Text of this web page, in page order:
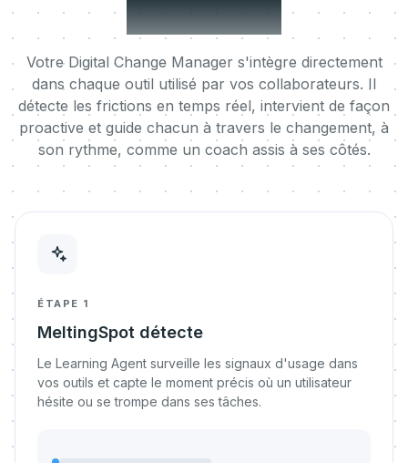
le go-live.
Votre Digital Change Manager s'intègre directement
dans chaque outil utilisé par vos collaborateurs. Il
détecte les frictions en temps réel, intervient de façon
proactive et guide chacun à travers le changement, à
son rythme, comme un coach assis à ses côtés.
ÉTAPE 1
MeltingSpot détecte
Le Learning Agent surveille les signaux d'usage dans
vos outils et capte le moment précis où un utilisateur
hésite ou se trompe dans ses tâches.